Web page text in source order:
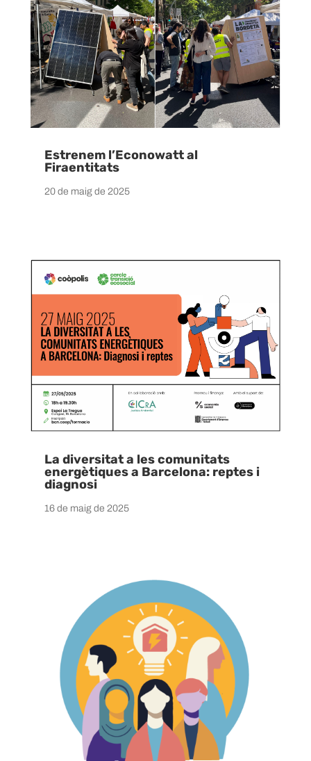
Estrenem l’Econowatt al
Firaentitats
20 de maig de 2025
La diversitat a les comunitats
energètiques a Barcelona: reptes i
diagnosi
16 de maig de 2025